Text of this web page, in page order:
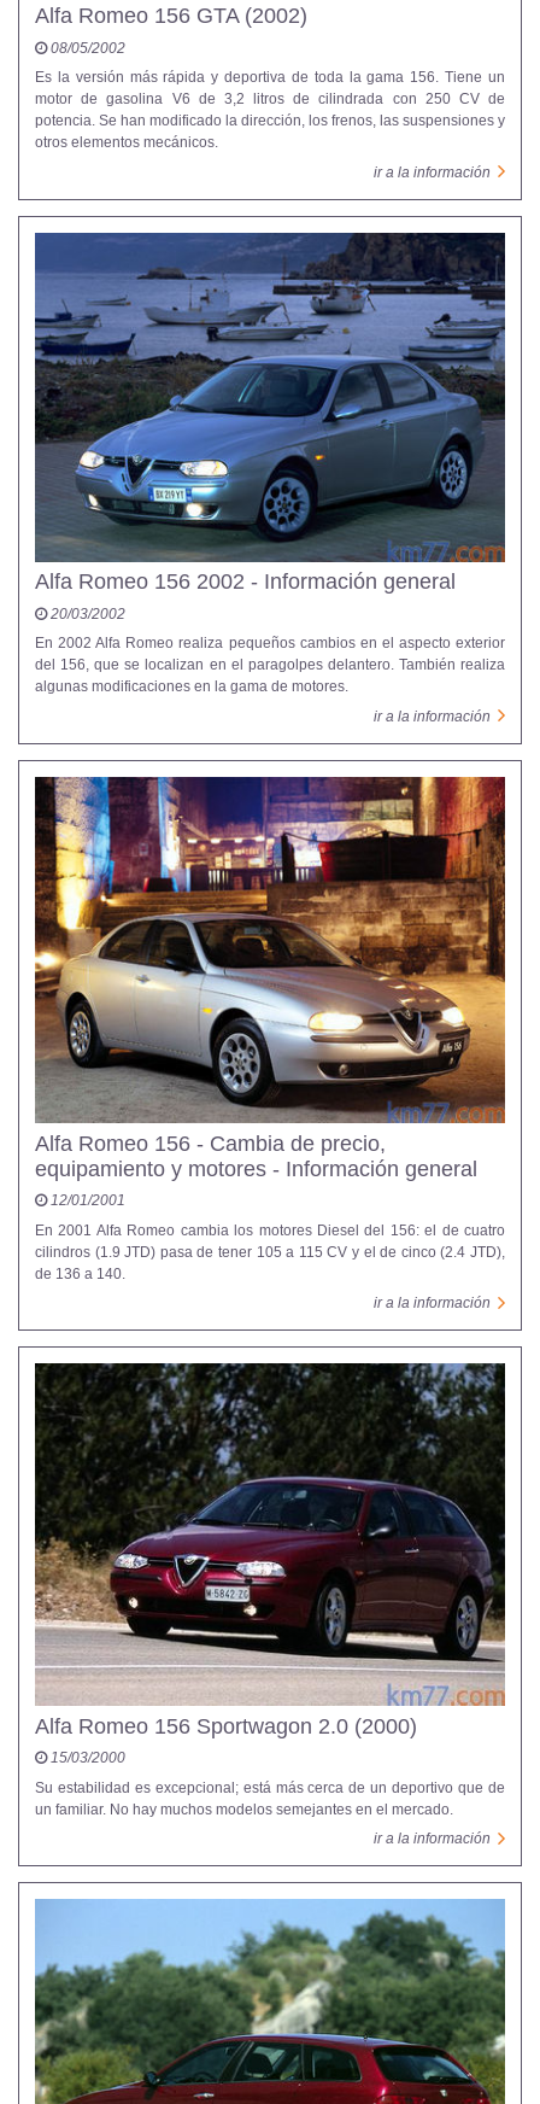
Alfa Romeo 156 GTA (2002)
08/05/2002
Es la versión más rápida y deportiva de toda la gama 156. Tiene un
motor de gasolina V6 de 3,2 litros de cilindrada con 250 CV de
potencia. Se han modificado la dirección, los frenos, las suspensiones y
otros elementos mecánicos.
ir a la información
Alfa Romeo 156 2002 - Información general
20/03/2002
En 2002 Alfa Romeo realiza pequeños cambios en el aspecto exterior
del 156, que se localizan en el paragolpes delantero. También realiza
algunas modificaciones en la gama de motores.
ir a la información
Alfa Romeo 156 - Cambia de precio,
equipamiento y motores - Información general
12/01/2001
En 2001 Alfa Romeo cambia los motores Diesel del 156: el de cuatro
cilindros (1.9 JTD) pasa de tener 105 a 115 CV y el de cinco (2.4 JTD),
de 136 a 140.
ir a la información
Alfa Romeo 156 Sportwagon 2.0 (2000)
15/03/2000
Su estabilidad es excepcional; está más cerca de un deportivo que de
un familiar. No hay muchos modelos semejantes en el mercado.
ir a la información